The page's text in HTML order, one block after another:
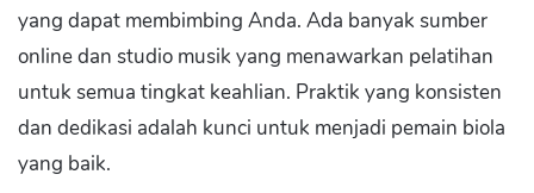
yang dapat membimbing Anda. Ada banyak sumber
online dan studio musik yang menawarkan pelatihan
untuk semua tingkat keahlian. Praktik yang konsisten
dan dedikasi adalah kunci untuk menjadi pemain biola
yang baik.